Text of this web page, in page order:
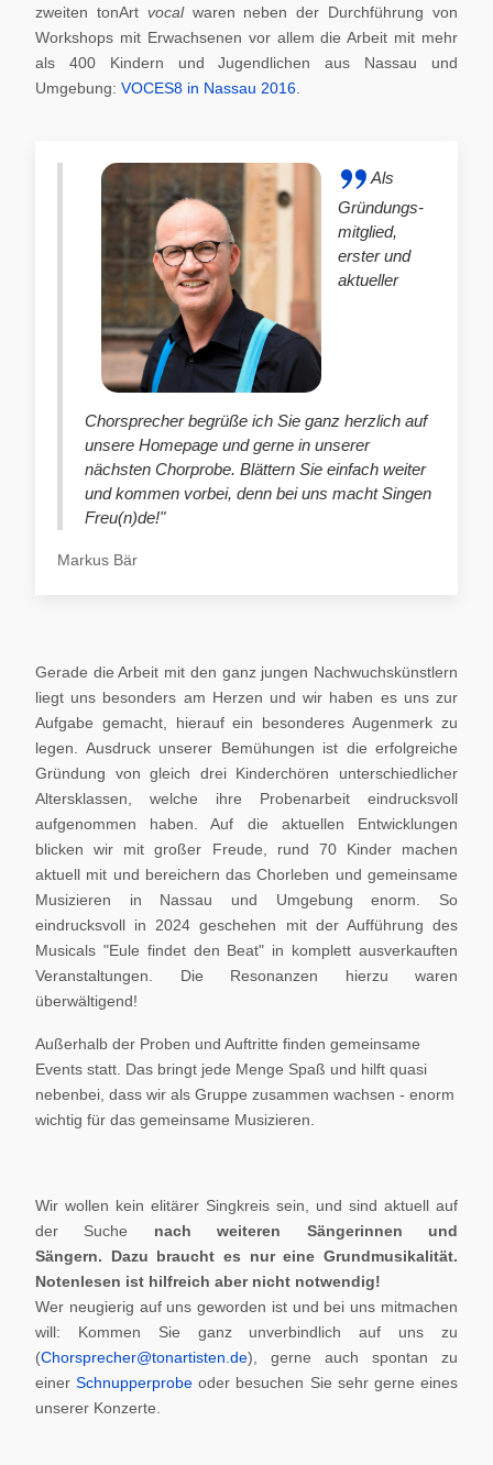
zweiten tonArt vocalwaren neben der Durchführung von
Workshops mit Erwachsenen vor allem die Arbeit mit mehr
als 400 Kindern und Jugendlichen aus Nassau und
Umgebung: VOCES8 in Nassau 2016
Als
Gründungs-
mitglied,
erster und
aktueller
Chorsprecher begrüße ich Sie ganz herzlich auf
unsere Homepage und gerne in unserer
nächsten Chorprobe. Blättern Sie einfach weiter
und kommen vorbei, denn bei uns macht Singen
Freu(n)de!"
Markus Bär
Gerade die Arbeit mit den ganz jungen Nachwuchskünstlern
liegt uns besonders am Herzen und wir haben es uns zur
Aufgabe gemacht, hierauf ein besonderes Augenmerk zu
legen. Ausdruck unserer Bemühungen ist die erfolgreiche
Gründung von gleich drei Kinderchören unterschiedlicher
Altersklassen, welche ihre Probenarbeit eindrucksvoll
aufgenommen haben. Auf die aktuellen Entwicklungen
blicken wir mit großer Freude, rund 70 Kinder machen
aktuell mit und bereichern das Chorleben und gemeinsame
Musizieren in Nassau und Umgebung enorm. So
eindrucksvoll in 2024 geschehen mit der Aufführung des
Musicals "Eule findet den Beat" in komplett ausverkauften
Veranstaltungen. Die Resonanzen hierzu waren
überwältigend!
Außerhalb der Proben und Auftritte finden gemeinsame
Events statt. Das bringt jede Menge Spaß und hilft quasi
nebenbei, dass wir als Gruppe zusammen wachsen - enorm
wichtig für das gemeinsame Musizieren.
Wir wollen kein elitärer Singkreis sein, und sind aktuell auf
der Suche nach weiteren Sängerinnen und
Sängern. Dazu braucht es nur eine Grundmusikalität.
Notenlesen ist hilfreich aber nicht notwendig!
Wer neugierig auf uns geworden ist und bei uns mitmachen
will: Kommen Sie ganz unverbindlich auf uns zu
(Chorsprecher@tonartisten.de), gerne auch spontan zu
einerSchnupperprobe oder besuchen Sie sehr gerne eines
unserer Konzerte.